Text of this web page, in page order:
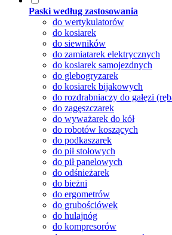
Paski według zastosowania
do wertykulatorów
do kosiarek
do siewników
do zamiatarek elektrycznych
do kosiarek samojezdnych
do glebogryzarek
do kosiarek bijakowych
do rozdrabniaczy do gałęzi
do zagęszczarek
do wyważarek do kół
do robotów koszących
do podkaszarek
do pił stołowych
do pił panelowych
do odśnieżarek
do bieżni
do ergometrów
do grubościówek
do hulajnóg
do kompresorów